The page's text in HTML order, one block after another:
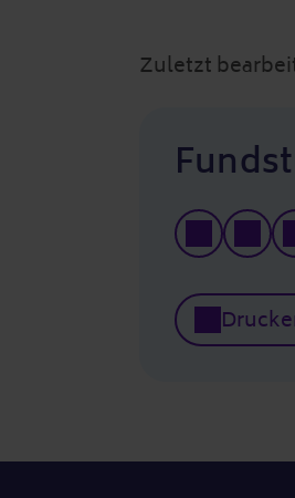
Zuletzt